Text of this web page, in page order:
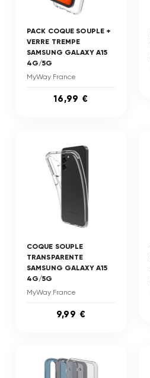
PACK COQUE SOUPLE +
VERRE TREMPE
SAMSUNG GALAXY A15
4G/5G
MyWay France
16,99 €
COQUE SOUPLE
TRANSPARENTE
SAMSUNG GALAXY A15
4G/5G
MyWay France
9,99 €